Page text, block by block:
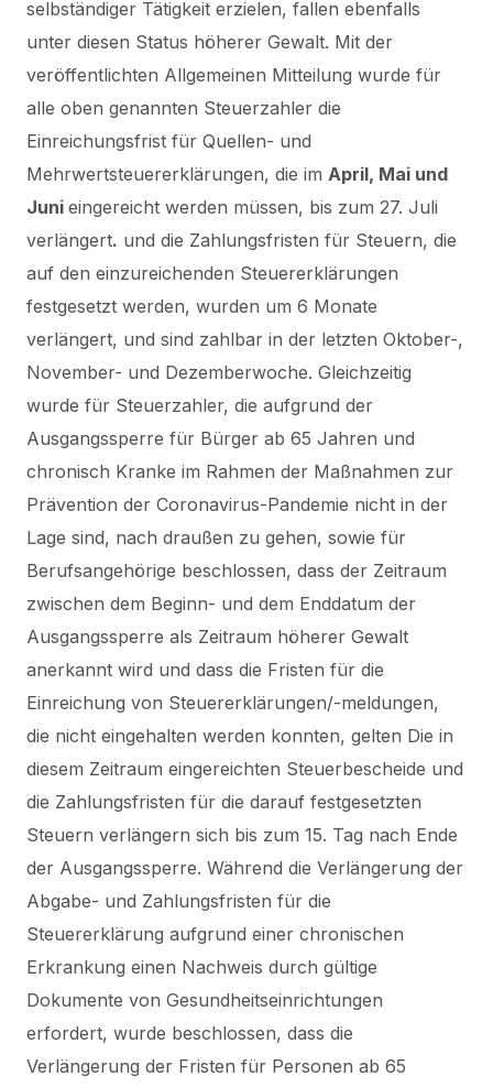
selbständiger Tätigkeit erzielen, fallen ebenfalls
unter diesen Status höherer Gewalt. Mit der
veröffentlichten Allgemeinen Mitteilung wurde für
alle oben genannten Steuerzahler die
Einreichungsfrist für Quellen- und
Mehrwertsteuererklärungen, die im April, Mai und
Juni eingereicht werden müssen, bis zum 27. Juli
verlängert. und die Zahlungsfristen für Steuern, die
auf den einzureichenden Steuererklärungen
festgesetzt werden, wurden um 6 Monate
verlängert, und sind zahlbar in der letzten Oktober-,
November- und Dezemberwoche. Gleichzeitig
wurde für Steuerzahler, die aufgrund der
Ausgangssperre für Bürger ab 65 Jahren und
chronisch Kranke im Rahmen der Maßnahmen zur
Prävention der Coronavirus-Pandemie nicht in der
Lage sind, nach draußen zu gehen, sowie für
Berufsangehörige beschlossen, dass der Zeitraum
zwischen dem Beginn- und dem Enddatum der
Ausgangssperre als Zeitraum höherer Gewalt
anerkannt wird und dass die Fristen für die
Einreichung von Steuererklärungen/-meldungen,
die nicht eingehalten werden konnten, gelten Die in
diesem Zeitraum eingereichten Steuerbescheide und
die Zahlungsfristen für die darauf festgesetzten
Steuern verlängern sich bis zum 15. Tag nach Ende
der Ausgangssperre. Während die Verlängerung der
Abgabe- und Zahlungsfristen für die
Steuererklärung aufgrund einer chronischen
Erkrankung einen Nachweis durch gültige
Dokumente von Gesundheitseinrichtungen
erfordert, wurde beschlossen, dass die
Verlängerung der Fristen für Personen ab 65